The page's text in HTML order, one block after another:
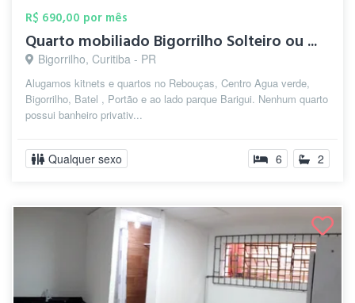
R$ 690,00 por mês
Quarto mobiliado Bigorrilho Solteiro ou ...
Bigorrilho, Curitiba - PR
Alugamos kitnets e quartos no Rebouças, Centro Agua verde,
Bigorrilho, Batel , Portão e ao lado parque Barigui. Nenhum quarto
possui banheiro privativ...
Qualquer sexo 6 2